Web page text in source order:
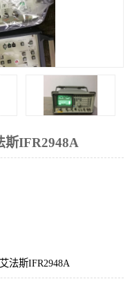
斯IFR2948A
法斯IFR2948A